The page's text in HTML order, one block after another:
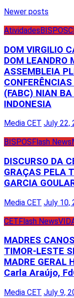
Posts
navigation
Newer posts
AtividadesBISPOS
DOM VIRGILIO
DOM LEANDRO
ASSEMBLEIA
(FABC) NIAN
INDONESIA
Media CET July 22,
BISPOS Flash News
DISCURSO DA
GRAÇAS PELA
GARCIA
Media CET July 10,
CETFlash News
MADRES
TIMOR-LESTE
MADRE GERAL
Carla Araújo,
Media CET July 9,